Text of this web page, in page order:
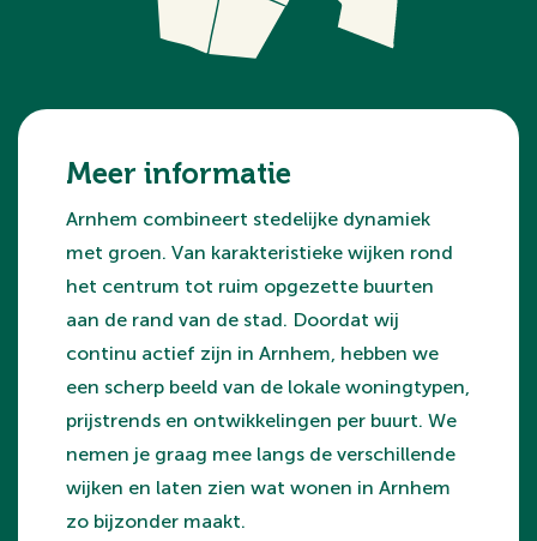
Meer informatie
Arnhem combineert stedelijke dynamiek
met groen. Van karakteristieke wijken rond
het centrum tot ruim opgezette buurten
aan de rand van de stad. Doordat wij
continu actief zijn in Arnhem, hebben we
een scherp beeld van de lokale woningtypen,
prijstrends en ontwikkelingen per buurt. We
nemen je graag mee langs de verschillende
wijken en laten zien wat wonen in Arnhem
zo bijzonder maakt.